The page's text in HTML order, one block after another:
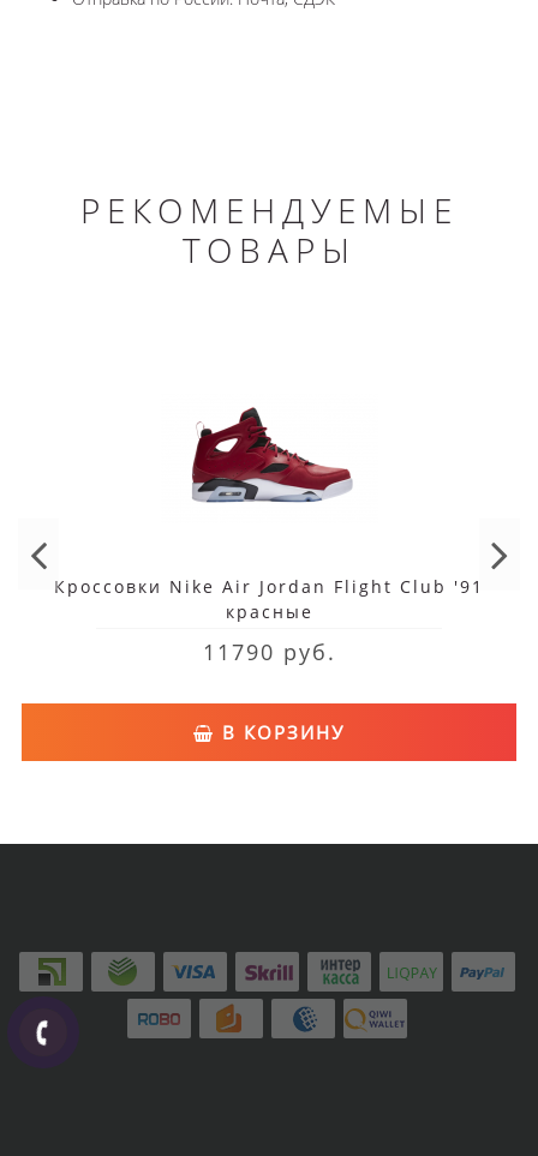
РЕКОМЕНДУЕМЫЕ
ТОВАРЫ
Кроссовки Nike Air Jordan Flight Club '91
красные
11790 руб.
В КОРЗИНУ